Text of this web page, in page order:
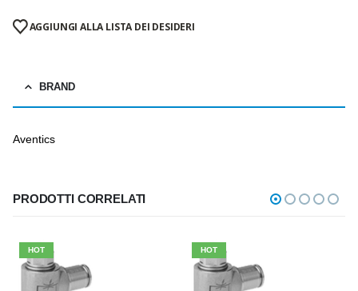
AGGIUNGI ALLA LISTA DEI DESIDERI
BRAND
Aventics
PRODOTTI CORRELATI
HOT HOT